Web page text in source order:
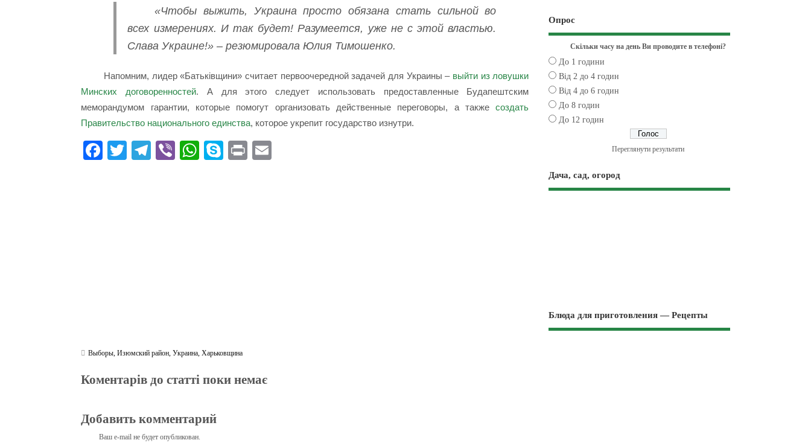
«Чтобы выжить, Украина просто обязана стать сильной во
всех измерениях. И так будет! Разумеется, уже не с этой властью.
Слава Украине!» – резюмировала Юлия Тимошенко.
Напомним, лидер «Батьківщини» считает первоочередной задачей для Украины – выйти из ловушки
Минских договоренностей. А для этого следует использовать предоставленные Будапештским
меморандумом гарантии, которые помогут организовать действенные переговоры, а такжесоздать
Правительство национального единства, которое укрепит государство изнутри.
Fa T
Te Vi
W
S
Pr
Выборы,Изюмский район,Украина,Харьковщина
Коментарів до статті поки немає
Добавить комментарий
Ваш e-mail не будет опубликован.
Опрос
Скільки часу на день Ви проводите в телефоні?
До 1 години
Від 2 до 4 годин
Від 4 до 6 годин
До 8 годин
До 12 годин
Переглянути результати
Дача, сад, огород
Блюда для приготовления — Рецепты